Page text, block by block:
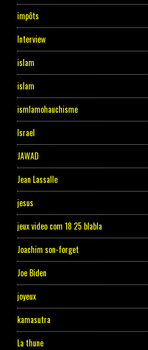
impôts
Interview
islam
islam
ismlamohauchisme
Israel
JAWAD
Jean Lassalle
jesus
jeux video com 18 25 blabla
Joachim son-forget
Joe Biden
joyeux
kamasutra
La thune